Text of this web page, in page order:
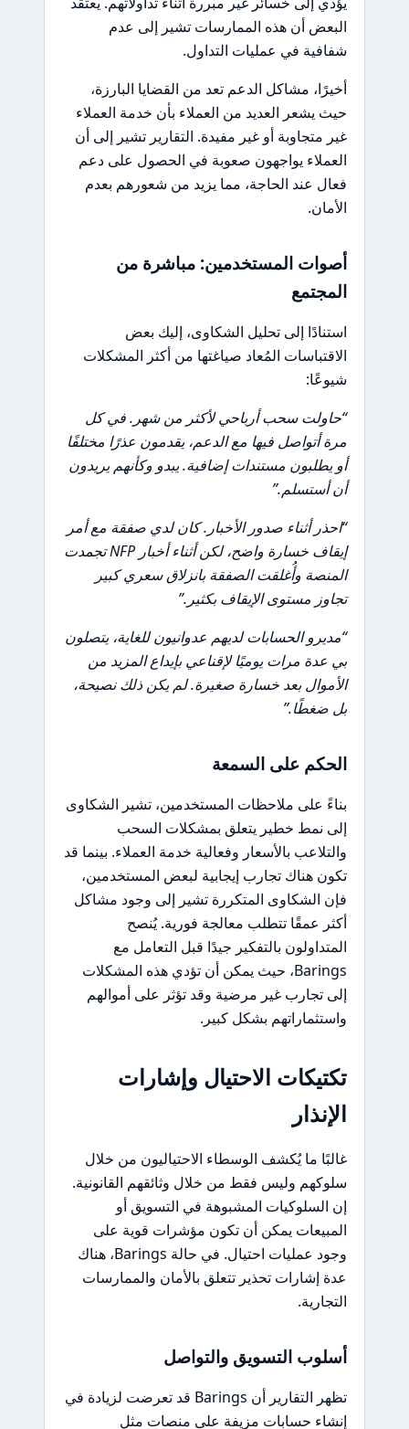
البعض أن هذه الممارسات تشير إلى عدم
شفافية في عمليات التداول.
أخيرًا، مشاكل الدعم تعد من القضايا البارزة،
حيث يشعر العديد من العملاء بأن خدمة العملاء
غير متجاوبة أو غير مفيدة. التقارير تشير إلى أن
العملاء يواجهون صعوبة في الحصول على دعم
فعال عند الحاجة، مما يزيد من شعورهم بعدم
الأمان.
أصوات المستخدمين: مباشرة من
المجتمع
استنادًا إلى تحليل الشكاوى، إليك بعض
الاقتباسات المُعاد صياغتها من أكثر المشكلات
شيوعًا:
“حاولت سحب أرباحي لأكثر من شهر. في كل
مرة أتواصل فيها مع الدعم، يقدمون عذرًا مختلفًا
أو يطلبون مستندات إضافية. يبدو وكأنهم يريدون
أن أستسلم.”
“احذر أثناء صدور الأخبار. كان لدي صفقة مع أمر
إيقاف خسارة واضح، لكن أثناء أخبار NFP تجمدت
المنصة وأُغلقت الصفقة بانزلاق سعري كبير
تجاوز مستوى الإيقاف بكثير.”
“مديرو الحسابات لديهم عدوانيون للغاية، يتصلون
بي عدة مرات يوميًا لإقناعي بإيداع المزيد من
الأموال بعد خسارة صغيرة. لم يكن ذلك نصيحة،
بل ضغطًا.”
الحكم على السمعة
بناءً على ملاحظات المستخدمين، تشير الشكاوى
إلى نمط خطير يتعلق بمشكلات السحب
والتلاعب بالأسعار وفعالية خدمة العملاء. بينما قد
تكون هناك تجارب إيجابية لبعض المستخدمين،
فإن الشكاوى المتكررة تشير إلى وجود مشاكل
أكثر عمقًا تتطلب معالجة فورية. يُنصح
المتداولون بالتفكير جيدًا قبل التعامل مع
Barings، حيث يمكن أن تؤدي هذه المشكلات
إلى تجارب غير مرضية وقد تؤثر على أموالهم
واستثماراتهم بشكل كبير.
تكتيكات الاحتيال وإشارات
الإنذار
غالبًا ما يُكشف الوسطاء الاحتياليون من خلال
سلوكهم وليس فقط من خلال وثائقهم القانونية.
إن السلوكيات المشبوهة في التسويق أو
المبيعات يمكن أن تكون مؤشرات قوية على
وجود عمليات احتيال. في حالة Barings، هناك
عدة إشارات تحذير تتعلق بالأمان والممارسات
التجارية.
أسلوب التسويق والتواصل
تظهر التقارير أن Barings قد تعرضت لزيادة في
إنشاء حسابات مزيفة على منصات مثل